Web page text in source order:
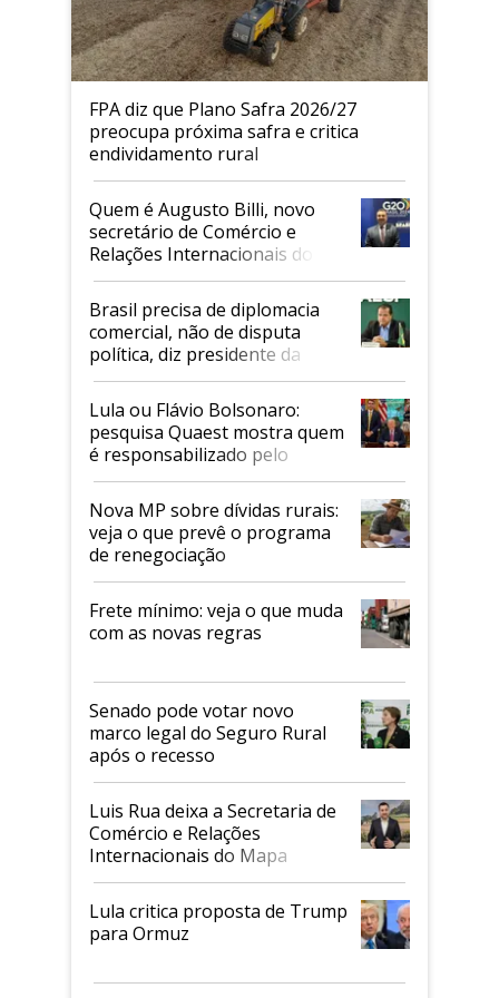
FPA diz que Plano Safra 2026/27
preocupa próxima safra e critica
endividamento rural
Quem é Augusto Billi, novo
secretário de Comércio e
Relações Internacionais do
Mapa
Brasil precisa de diplomacia
comercial, não de disputa
política, diz presidente da
Faesp
Lula ou Flávio Bolsonaro:
pesquisa Quaest mostra quem
é responsabilizado pelo
tarifaço dos EUA
Nova MP sobre dívidas rurais:
veja o que prevê o programa
de renegociação
Frete mínimo: veja o que muda
com as novas regras
Senado pode votar novo
marco legal do Seguro Rural
após o recesso
Luis Rua deixa a Secretaria de
Comércio e Relações
Internacionais do Mapa
Lula critica proposta de Trump
para Ormuz